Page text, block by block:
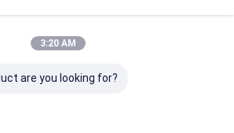
3:20 AM
are you looking for?